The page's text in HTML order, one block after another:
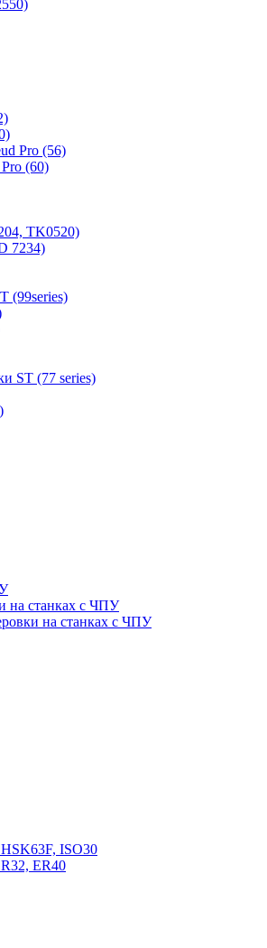
Pro (56)
(60)
TK0520)
7234)
(99series)
ST (77 series)
на станках с ЧПУ
на станках с ЧПУ
ISO30
ER40